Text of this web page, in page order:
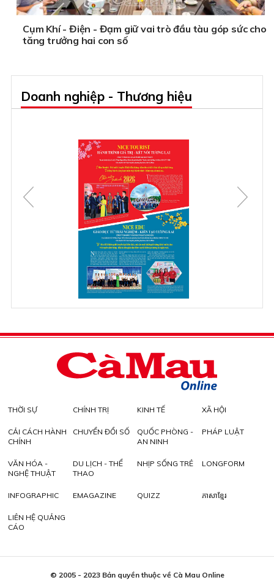
Cụm Khí - Điện - Đạm giữ vai trò đầu tàu góp sức cho
tăng trưởng hai con số
Doanh nghiệp - Thương hiệu
THỜI SỰ CHÍNH TRỊ KINH TẾ XÃ HỘI
CẢI CÁCH HÀNH
CHÍNH
CHUYỂN ĐỔI SỐ
QUỐC PHÒNG -
AN NINH
PHÁP LUẬT
VĂN HÓA -
NGHỆ THUẬT
DU LỊCH - THỂ
THAO
NHỊP SỐNG TRẺ LONGFORM
INFOGRAPHIC EMAGAZINE QUIZZ ភាសាខ្មែរ
LIÊN HỆ QUẢNG
CÁO
© 2005 - 2023 Bản quyền thuộc về Cà Mau Online